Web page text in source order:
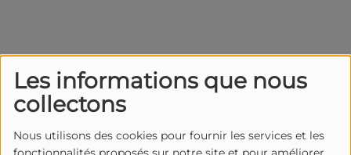
Les informations que nous
collectons
Nous utilisons des cookies pour fournir les services et les